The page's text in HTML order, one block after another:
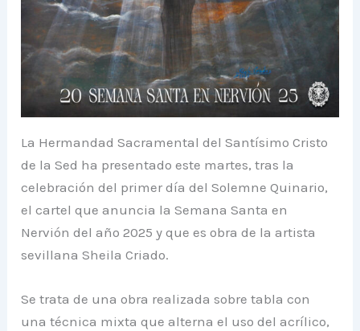
La Hermandad Sacramental del Santísimo Cristo
de la Sed ha presentado este martes, tras la
celebración del primer día del Solemne Quinario,
el cartel que anuncia la Semana Santa en
Nervión del año 2025 y que es obra de la artista
sevillana Sheila Criado.
Se trata de una obra realizada sobre tabla con
una técnica mixta que alterna el uso del acrílico,